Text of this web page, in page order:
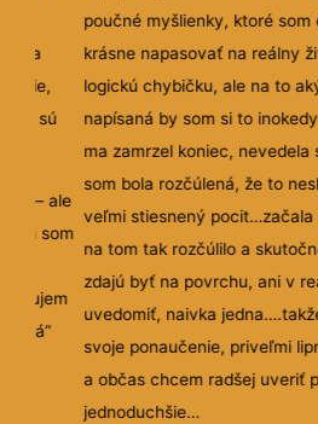
a
nie sú
– ale
ja som
poučné myšlienky, ktoré som
krásne napasovať na reálny
logickú chybičku, ale na to
napísaná by som si to
ma zamrzel koniec,
som bola rozčúlená, že to
veľmi stiesnený
na tom tak rozčúlilo a
zdajú byť na povrchu, ani v
uvedomiť, naivka
svoje ponaučenie, priveľmi
a občas chcem radšej uveriť
jednoduchšie…